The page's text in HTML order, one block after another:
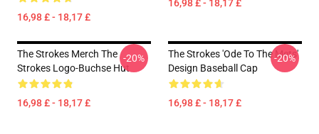
16,98 £ - 18,17 £
16,98 £ - 18,17 £
The Strokes Merch The
Strokes Logo-Buchse Hut
16,98 £ - 18,17 £
-20%
The Strokes 'Ode To The Mets'
Design Baseball Cap
16,98 £ - 18,17 £
-20%